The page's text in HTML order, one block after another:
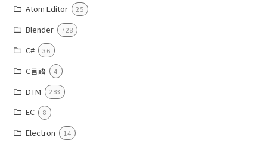
Atom Editor 25
Blender 728
C# 36
C言語 4
DTM 283
EC 8
Electron 14